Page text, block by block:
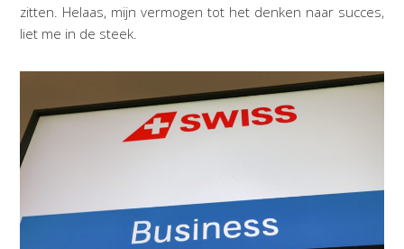
zitten. Helaas, mijn vermogen tot het denken naar succes,
liet me in de steek.